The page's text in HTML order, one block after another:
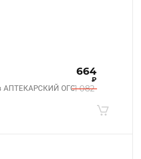
АПТЕКАРСКИЙ ОГОРОД
1 082
664
₽